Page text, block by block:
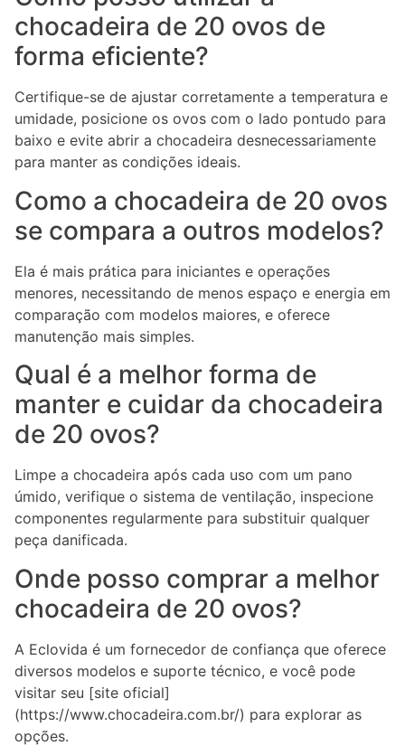
chocadeira de 20 ovos de
forma eficiente?
Certifique-se de ajustar corretamente a temperatura e
umidade, posicione os ovos com o lado pontudo para
baixo e evite abrir a chocadeira desnecessariamente
para manter as condições ideais.
Como a chocadeira de 20 ovos
se compara a outros modelos?
Ela é mais prática para iniciantes e operações
menores, necessitando de menos espaço e energia em
comparação com modelos maiores, e oferece
manutenção mais simples.
Qual é a melhor forma de
manter e cuidar da chocadeira
de 20 ovos?
Limpe a chocadeira após cada uso com um pano
úmido, verifique o sistema de ventilação, inspecione
componentes regularmente para substituir qualquer
peça danificada.
Onde posso comprar a melhor
chocadeira de 20 ovos?
A Eclovida é um fornecedor de confiança que oferece
diversos modelos e suporte técnico, e você pode
visitar seu [site oficial]
(https://www.chocadeira.com.br/) para explorar as
opções.